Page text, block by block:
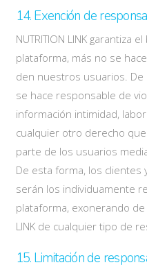
14. Exención de
NUTRITION LINK garantiza
plataforma, más no se
den nuestros usuarios. De
se hace responsable de
información intimidad,
cualquier otro derecho
parte de los usuarios
De esta forma, los clientes
serán los individuamente
plataforma, exonerando de
LINK de cualquier tipo de
15. Limitación de